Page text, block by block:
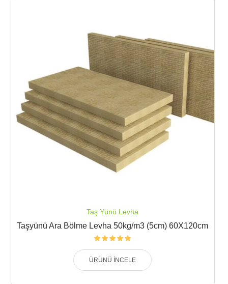
Taş Yünü Levha
Taşyünü Ara Bölme Levha 50kg/m3 (5cm) 60X120cm
ÜRÜNÜ İNCELE